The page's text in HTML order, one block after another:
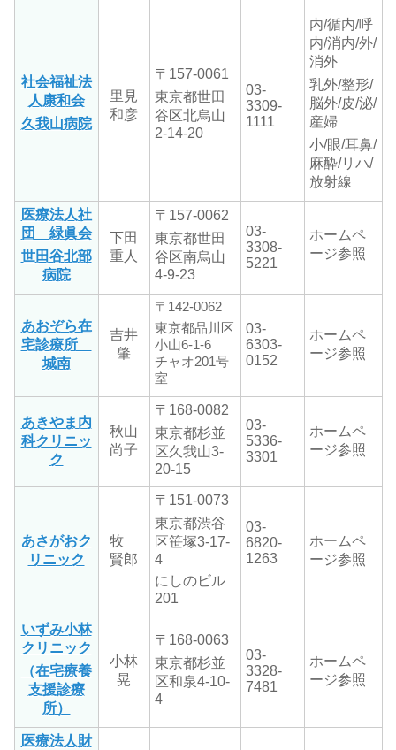
社会福祉法
人康和会
久我山病院
里見
和彦
〒157-0061
東京都世田
谷区北烏山
2-14-20
03-
3309-
1111
内/循内/呼
内/消内/外/
消外
乳外/整形/
脳外/皮/泌/
産婦
小/眼/耳鼻/
麻酔/リハ/
放射線
医療法人社
団 緑眞会
世田谷北部
病院
下田
重人
〒157-0062
東京都世田
谷区南烏山
4-9-23
03-
3308-
5221
ホームペ
ージ参照
あおぞら在
宅診療所
城南
吉井
肇
〒 142-0062
東京都品川区
小山6-1-6
チャオ201 号
室
03-
6303-
0152
ホームペ
ージ参照
あきやま内
科クリニッ
ク
秋山
尚子
〒168-0082
東京都杉並
区久我山3-
20-15
03-
5336-
3301
ホームペ
ージ参照
あさがおク
リニック
牧
賢郎
〒151-0073
東京都渋谷
区笹塚3-17-
4
にしのビル
201
03-
6820-
1263
ホームペ
ージ参照
いずみ小林
クリニック
（在宅療養
支援診療
所）
小林
晃
〒168-0063
東京都杉並
区和泉4-10-
4
03-
3328-
7481
ホームペ
ージ参照
医療法人財